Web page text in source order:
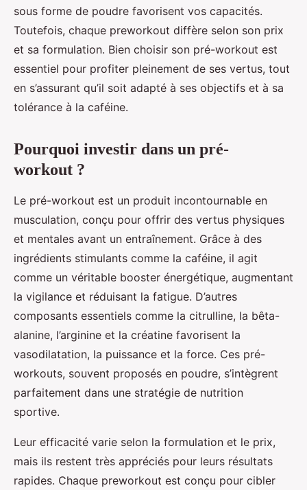
sous forme de poudre favorisent vos capacités.
Toutefois, chaque preworkout diffère selon son prix
et sa formulation. Bien choisir son pré-workout est
essentiel pour profiter pleinement de ses vertus, tout
en s’assurant qu’il soit adapté à ses objectifs et à sa
tolérance à la caféine.
Pourquoi investir dans un pré-
workout ?
Le pré-workout est un produit incontournable en
musculation, conçu pour offrir des vertus physiques
et mentales avant un entraînement. Grâce à des
ingrédients stimulants comme la caféine, il agit
comme un véritable booster énergétique, augmentant
la vigilance et réduisant la fatigue. D’autres
composants essentiels comme la citrulline, la bêta-
alanine, l’arginine et la créatine favorisent la
vasodilatation, la puissance et la force. Ces pré-
workouts, souvent proposés en poudre, s’intègrent
parfaitement dans une stratégie de nutrition
sportive.
Leur efficacité varie selon la formulation et le prix,
mais ils restent très appréciés pour leurs résultats
rapides. Chaque preworkout est conçu pour cibler